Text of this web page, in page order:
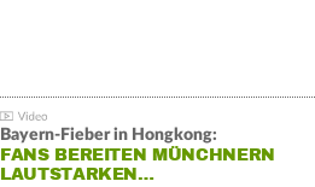
Bayern-Fieber in Hongkong:
FANS BEREITEN MÜNCHNERN
LAUTSTARKEN…